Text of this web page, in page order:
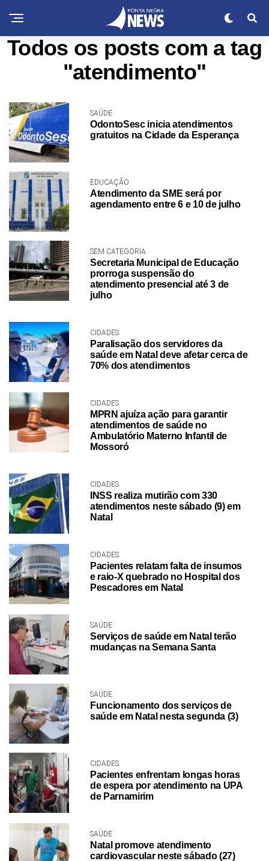
Todos os posts com a tag
"atendimento"
SAÚDE
OdontoSesc inicia atendimentos
gratuitos na Cidade da Esperança
EDUCAÇÃO
Atendimento da SME será por
agendamento entre 6 e 10 de julho
SEM CATEGORIA
Secretaria Municipal de Educação
prorroga suspensão do
atendimento presencial até 3 de
julho
CIDADES
Paralisação dos servidores da
saúde em Natal deve afetar cerca de
70% dos atendimentos
CIDADES
MPRN ajuíza ação para garantir
atendimentos de saúde no
Ambulatório Materno Infantil de
Mossoró
CIDADES
INSS realiza mutirão com 330
atendimentos neste sábado (9) em
Natal
CIDADES
Pacientes relatam falta de insumos
e raio-X quebrado no Hospital dos
Pescadores em Natal
SAÚDE
Serviços de saúde em Natal terão
mudanças na Semana Santa
SAÚDE
Funcionamento dos serviços de
saúde em Natal nesta segunda (3)
CIDADES
Pacientes enfrentam longas horas
de espera por atendimento na UPA
de Parnamirim
SAÚDE
Natal promove atendimento
cardiovascular neste sábado (27)